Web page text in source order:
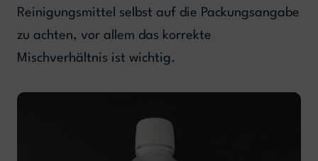
Reinigungsmittel selbst auf die Packungsangabe
zu achten, vor allem das korrekte
Mischverhältnis ist wichtig.